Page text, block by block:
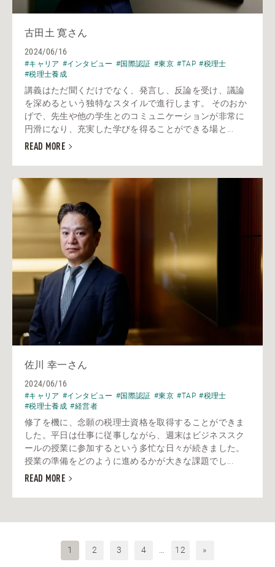
古田土 寛さん
2024/06/16
#キャリア #インタビュー #国際認証 #東京 #TAP #税理士
#税理士養成
講義はただ聞くだけでなく、発言し、反論を受け、議論
を深めるという独特なスタイルで進行します。 そのおか
げで、先生や他の学生とのコミュニケーションが非常に
円滑になり、充実した学びを得ることができる場と...
READ MORE
佐川 幸一さん
2024/06/16
#キャリア #インタビュー #国際認証 #東京 #TAP #税理士
#税理士養成 #経営者
修了を機に、念願の税理士資格を取得することができま
した。平日は仕事に従事しながら、週末はビジネススク
ールの授業に参加するという多忙な日々が続きました。
授業の準備をどのように進めるかが大きな課題でし...
READ MORE
1 2 3 4 12 »